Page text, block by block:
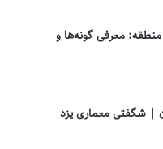
معرفی گونه‌ها و
| شگفتی معماری یزد